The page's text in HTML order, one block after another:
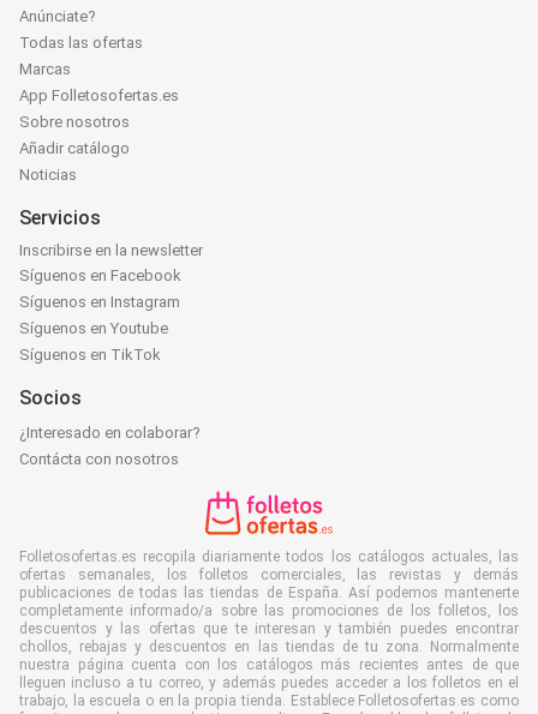
Anúnciate?
Todas las ofertas
Marcas
App Folletosofertas.es
Sobre nosotros
Añadir catálogo
Noticias
Servicios
Inscribirse en la newsletter
Síguenos en Facebook
Síguenos en Instagram
Síguenos en Youtube
Síguenos en TikTok
Socios
¿Interesado en colaborar?
Contácta con nosotros
Folletosofertas.es recopila diariamente todos los catálogos actuales, las
ofertas semanales, los folletos comerciales, las revistas y demás
publicaciones de todas las tiendas de España. Así podemos mantenerte
completamente informado/a sobre las promociones de los folletos, los
descuentos y las ofertas que te interesan y también puedes encontrar
chollos, rebajas y descuentos en las tiendas de tu zona. Normalmente
nuestra página cuenta con los catálogos más recientes antes de que
lleguen incluso a tu correo, y además puedes acceder a los folletos en el
trabajo, la escuela o en la propia tienda. Establece Folletosofertas.es como